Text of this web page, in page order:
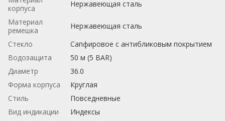
корпуса
Нержавеющая сталь
Материал
ремешка
Нержавеющая сталь
Стекло
Сапфировое с антибликовым покрытием
Водозащита
50 м (5 BAR)
Диаметр
36.0
Форма корпуса
Круглая
Стиль
Повседневные
Вид индикации
Индексы